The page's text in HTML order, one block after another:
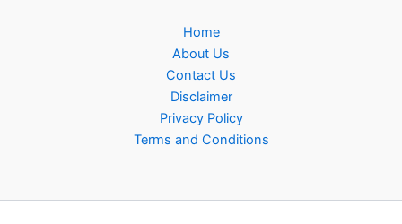
Home
About Us
Contact Us
Disclaimer
Privacy Policy
Terms and Conditions